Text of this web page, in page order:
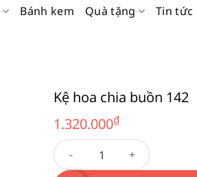
Bánh kem Quà tặng Tin tức
Kệ hoa chia buồn 142
1.320.000₫
Kệ hoa chia buồn 142 số lượng